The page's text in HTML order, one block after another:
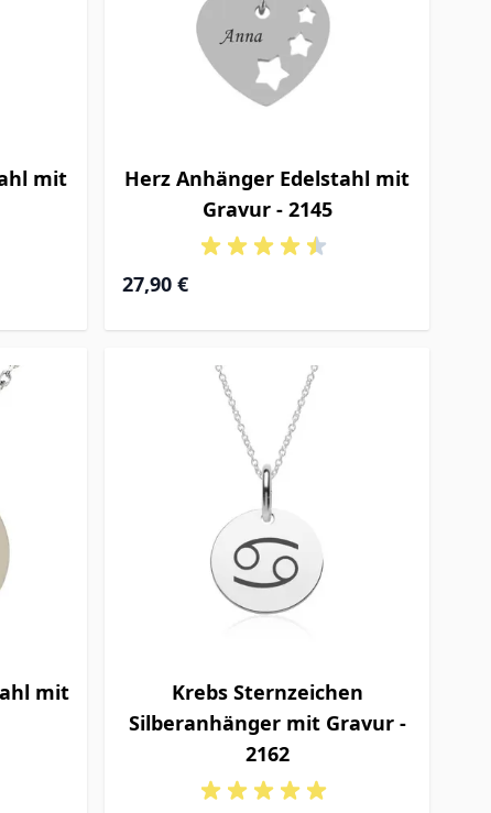
mit
Herz Anhänger Edelstahl mit
Gravur - 2145
27,90 €
mit
Krebs Sternzeichen
Silberanhänger mit Gravur -
2162